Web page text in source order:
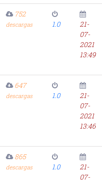
752
descargas 1.0
21-
07-
2021
13:49
647
descargas 1.0
21-
07-
2021
13:46
865
descargas 1.0
21-
07-